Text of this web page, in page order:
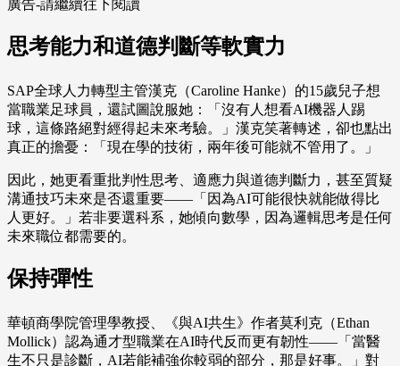
廣告-請繼續往下閱讀
思考能力和道德判斷等軟實力
SAP全球人力轉型主管漢克（Caroline Hanke）的15歲兒子想
當職業足球員，還試圖說服她：「沒有人想看AI機器人踢
球，這條路絕對經得起未來考驗。」漢克笑著轉述，卻也點出
真正的擔憂：「現在學的技術，兩年後可能就不管用了。」
因此，她更看重批判性思考、適應力與道德判斷力，甚至質疑
溝通技巧未來是否還重要——「因為AI可能很快就能做得比
人更好。」若非要選科系，她傾向數學，因為邏輯思考是任何
未來職位都需要的。
保持彈性
華頓商學院管理學教授、《與AI共生》作者莫利克（Ethan
Mollick）認為通才型職業在AI時代反而更有韌性——「當醫
生不只是診斷，AI若能補強你較弱的部分，那是好事。」對